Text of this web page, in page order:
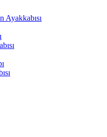
Ayakkabısı